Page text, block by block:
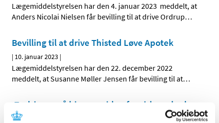
Lægemiddelstyrelsen har den 4. januar 2023 meddelt, at
Anders Nicolai Nielsen får bevilling til at drive Ordrup…
Bevilling til at drive Thisted Løve Apotek
| 10. januar 2023 |
Lægemiddelstyrelsen har den 22. december 2022
meddelt, at Susanne Møller Jensen får bevilling til at…
Ændringer på hjemmesiden for virksomheder,
der håndterer cannabis